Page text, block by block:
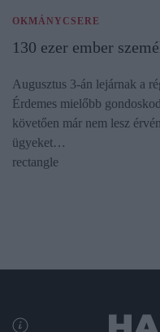
OKMÁNYCSERE
130 ezer ember
Augusztus 3-án lejárnak a
Érdemes mielőbb
követően már nem lesz
ügyeket…
rectangle